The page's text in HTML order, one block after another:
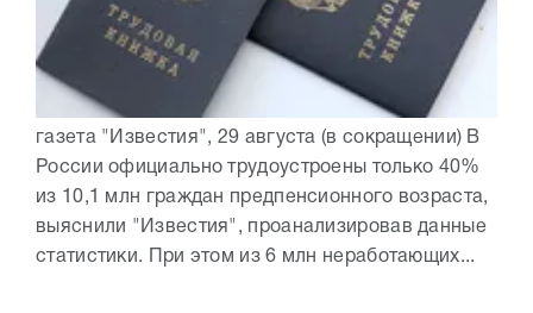
газета "Известия", 29 августа (в сокращении) В
России официально трудоустроены только 40%
из 10,1 млн граждан предпенсионного возраста,
выяснили "Известия", проанализировав данные
статистики. При этом из 6 млн неработающих...